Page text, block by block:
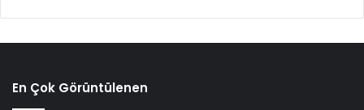
En Çok Görüntülenen